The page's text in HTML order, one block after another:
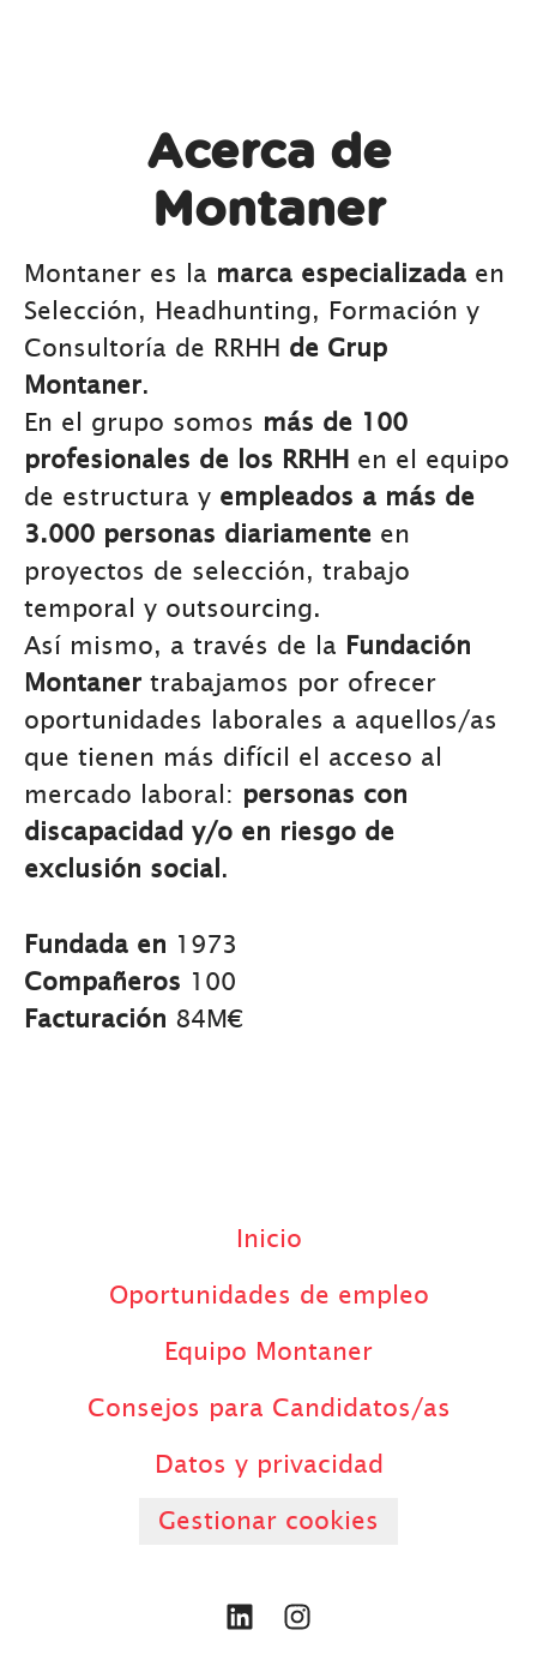
Acerca de
Montaner
Montaner es la marca especializada en
Selección, Headhunting, Formación y
Consultoría de RRHH de Grup
Montaner.
En el grupo somos más de 100
profesionales de los RRHH en el equipo
de estructura y empleados a más de
3.000 personas diariamente en
proyectos de selección, trabajo
temporal y outsourcing.
Así mismo, a través de la Fundación
Montaner trabajamos por ofrecer
oportunidades laborales a aquellos/as
que tienen más difícil el acceso al
mercado laboral: personas con
discapacidad y/o en riesgo de
exclusión social .
Fundada en 1973
Compañeros 100
Facturación 84M€
Inicio
Oportunidades de empleo
Equipo Montaner
Consejos para Candidatos/as
Datos y privacidad
Gestionar cookies